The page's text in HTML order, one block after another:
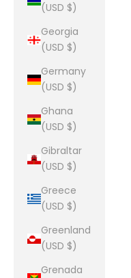
(USD $)
Georgia
(USD $)
Germany
(USD $)
Ghana
(USD $)
Gibraltar
(USD $)
Greece
(USD $)
Greenland
(USD $)
Grenada